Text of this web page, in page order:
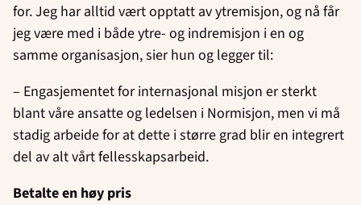
for. Jeg har alltid vært opptatt av ytremisjon, og nå får
jeg være med i både ytre- og indremisjon i en og
samme organisasjon, sier hun og legger til:
– Engasjementet for internasjonal misjon er sterkt
blant våre ansatte og ledelsen i Normisjon, men vi må
stadig arbeide for at dette i større grad blir en integrert
del av alt vårt fellesskapsarbeid.
Betalte en høy pris